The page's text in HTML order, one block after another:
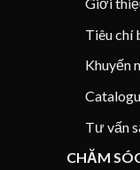
Tiêu chí
Khuyến
Tư vấn
CHĂM